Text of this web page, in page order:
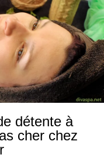
détente à
cher chez